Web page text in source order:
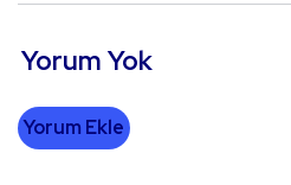
Yorum Yok
Yorum Ekle